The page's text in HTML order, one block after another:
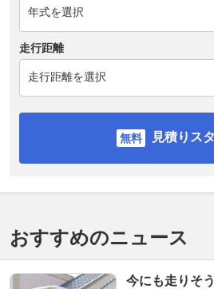
走行距離
見積りス
おすすめのニュース
今にも走りそ